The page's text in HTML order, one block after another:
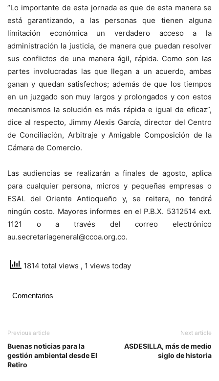
“Lo importante de esta jornada es que de esta manera se
está garantizando, a las personas que tienen alguna
limitación económica un verdadero acceso a la
administración la justicia, de manera que puedan resolver
sus conflictos de una manera ágil, rápida. Como son las
partes involucradas las que llegan a un acuerdo, ambas
ganan y quedan satisfechos; además de que los tiempos
en un juzgado son muy largos y prolongados y con estos
mecanismos la solución es más rápida e igual de eficaz”,
dice al respecto, Jimmy Alexis García, director del Centro
de Conciliación, Arbitraje y Amigable Composición de la
Cámara de Comercio.
Las audiencias se realizarán a finales de agosto, aplica
para cualquier persona, micros y pequeñas empresas o
ESAL del Oriente Antioqueño y, se reitera, no tendrá
ningún costo. Mayores informes en el P.B.X. 5312514 ext.
1121 o a través del correo electrónico
au.secretariageneral@ccoa.org.co.
1814 total views , 1 views today
Comentarios
Previous article
Buenas noticias para la
gestión ambiental desde El
Retiro
Next article
ASDESILLA, más de medio
siglo de historia